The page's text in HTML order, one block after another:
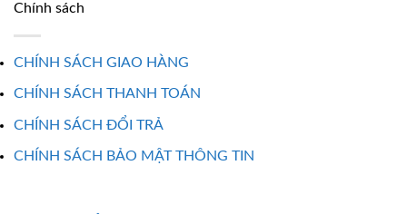
Chính sách
CHÍNH SÁCH GIAO HÀNG
CHÍNH SÁCH THANH TOÁN
CHÍNH SÁCH ĐỔI TRẢ
CHÍNH SÁCH BẢO MẬT THÔNG TIN